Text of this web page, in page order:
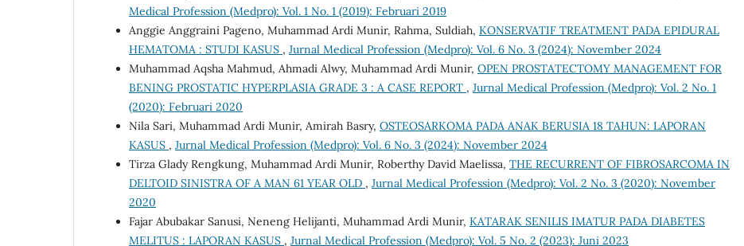
Medical Profession (Medpro): Vol. 1 No. 1 (2019): Februari 2019
Anggie Anggraini Pageno, Muhammad Ardi Munir, Rahma, Suldiah, KONSERVATIF TREATMENT PADA EPIDURAL
HEMATOMA : STUDI KASUS , Jurnal Medical Profession (Medpro): Vol. 6 No. 3 (2024): November 2024
Muhammad Aqsha Mahmud, Ahmadi Alwy, Muhammad Ardi Munir, OPEN PROSTATECTOMY MANAGEMENT FOR
BENING PROSTATIC HYPERPLASIA GRADE 3 : A CASE REPORT , Jurnal Medical Profession (Medpro): Vol. 2 No. 1
(2020): Februari 2020
Nila Sari, Muhammad Ardi Munir, Amirah Basry, OSTEOSARKOMA PADA ANAK BERUSIA 18 TAHUN: LAPORAN
KASUS , Jurnal Medical Profession (Medpro): Vol. 6 No. 3 (2024): November 2024
Tirza Glady Rengkung, Muhammad Ardi Munir, Roberthy David Maelissa, THE RECURRENT OF FIBROSARCOMA IN
DELTOID SINISTRA OF A MAN 61 YEAR OLD , Jurnal Medical Profession (Medpro): Vol. 2 No. 3 (2020): November
2020
Fajar Abubakar Sanusi, Neneng Helijanti, Muhammad Ardi Munir, KATARAK SENILIS IMATUR PADA DIABETES
MELITUS : LAPORAN KASUS , Jurnal Medical Profession (Medpro): Vol. 5 No. 2 (2023): Juni 2023